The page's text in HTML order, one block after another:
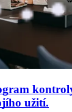
užití.